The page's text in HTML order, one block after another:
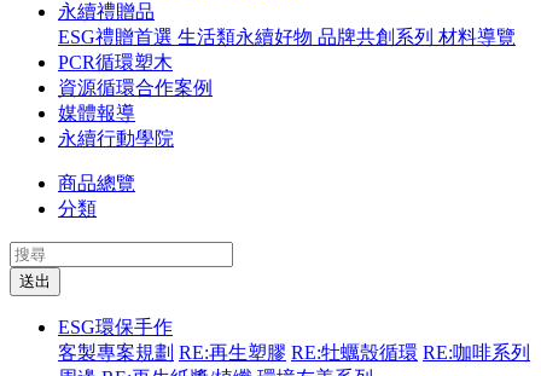
永續禮贈品
ESG禮贈首選 生活類永續好物 品牌共創系列 材料導覽
PCR循環塑木
資源循環合作案例
媒體報導
永續行動學院
商品總覽
分類
送出
ESG環保手作
客製專案規劃 RE:再生塑膠 RE:牡蠣殼循環 RE:咖啡系列